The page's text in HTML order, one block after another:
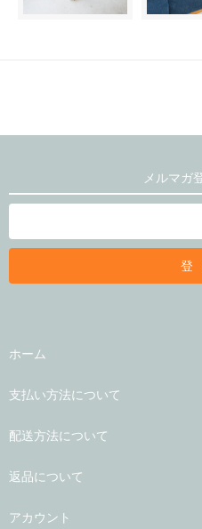
メルマガ
ホーム
支払い方法について
配送方法について
返品について
アカウント